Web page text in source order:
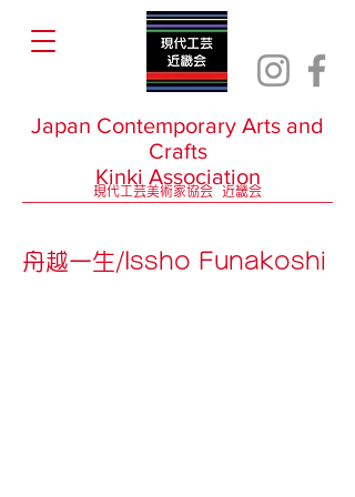
Japan Contemporary Arts and
Crafts
Kinki Association
現代工芸美術家協会 近畿会
舟越一生/Issho Funakoshi